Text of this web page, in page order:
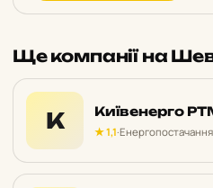
Ще компанії на
К Київенерго
★ 1,1·Енергопостачання